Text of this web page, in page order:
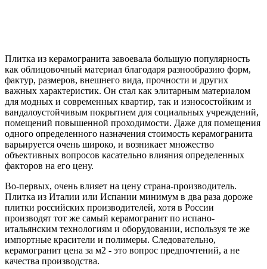
Плитка из керамогранита завоевала большую популярность
как облицовочный материал благодаря разнообразию форм,
фактур, размеров, внешнего вида, прочности и других
важных характеристик. Он стал как элитарным материалом
для модных и современных квартир, так и износостойким и
вандалоустойчивым покрытием для социальных учреждений,
помещений повышенной проходимости. Даже для помещения
одного определенного назначения стоимость керамогранита
варьируется очень широко, и возникает множество
объективных вопросов касательно влияния определенных
факторов на его цену.
Во-первых, очень влияет на цену страна-производитель.
Плитка из Италии или Испании минимум в два раза дороже
плитки российских производителей, хотя в России
производят тот же самый керамогранит по испано-
итальянским технологиям и оборудовании, используя те же
импортные красители и полимеры. Следовательно,
керамогранит цена за м2 - это вопрос предпочтений, а не
качества производства.